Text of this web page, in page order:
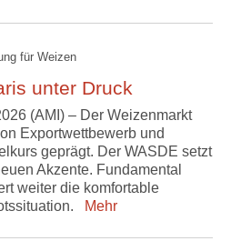
für Weizen
unter Druck
(AMI) – Der Weizenmarkt
Exportwettbewerb und
geprägt. Der WASDE setzt
Akzente. Fundamental
weiter die komfortable
Mehr